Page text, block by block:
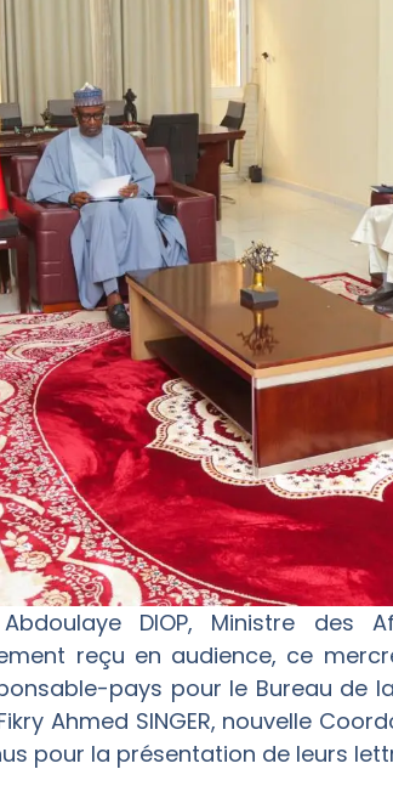
Abdoulaye DIOP, Ministre
reçu en audience, ce
pays pour le Bureau de
Ahmed SINGER, nouvelle
pour la présentation de leurs